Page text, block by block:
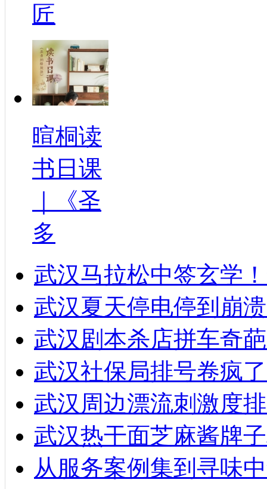
匠
暄桐读
书日课
｜《圣
多
武汉马拉松中签玄学
武汉夏天停电停到崩
武汉剧本杀店拼车奇
武汉社保局排号卷疯
武汉周边漂流刺激度
武汉热干面芝麻酱牌
从服务案例集到寻味